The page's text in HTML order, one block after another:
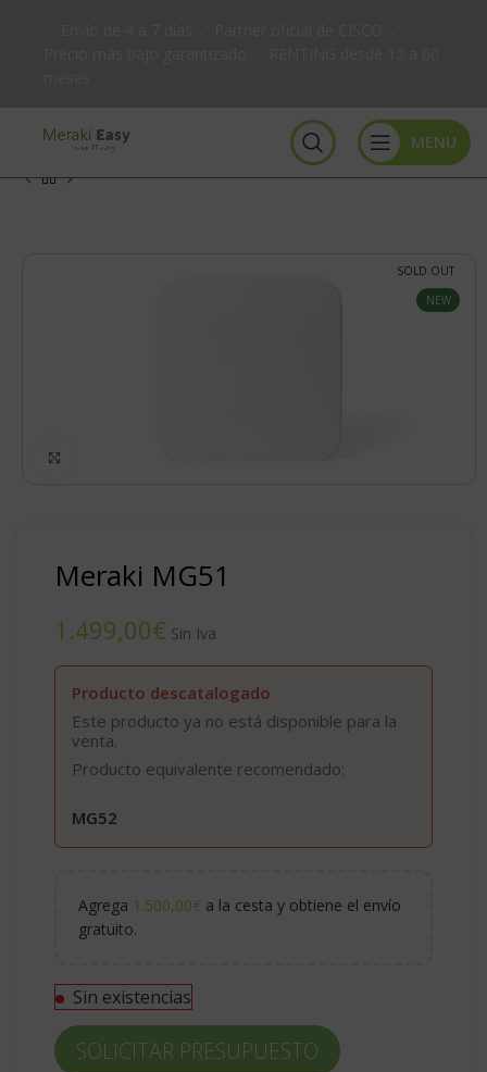
MENU
SOLD OUT
NEW
Meraki MG51
€
Producto descatalogado
Este producto ya no está disponible para la
venta.
Producto equivalente recomendado:
MG52
Agrega 1.500,00€ a la cesta y obtiene el envío
gratuito.
Sin existencias
SOLICITAR PRESUPUESTO